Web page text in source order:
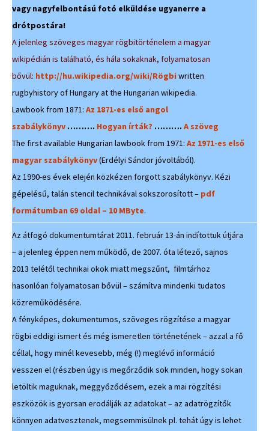
vagy nagyfelbontású fotó elküldése ugyanerre a
drótpostára!
A jelenleg szöveges magyar rögbitörténelem a magyar
wikipédián is található, és hála sokaknak, folyamatosan
bővül: http://hu.wikipedia.org/wiki/Rögbiwritten
rugbyhistory of Hungary at the Hungarian wikipedia.
Lawbook from 1871: Az 1871-es első angol
szabálykönyv ………. Hogyan írták? ………. A szöveg
The first available Hungarian lawbook from 1971: Az 1971-es első
magyar szabálykönyv(Erdélyi Sándor jóvoltából).
Az 1990-es évek elején közkézen forgott szabálykönyv. Kézi
gépelésű, talán stencil technikával sokszorosított – pdf
formátumban 69 oldal – 10 MByte.
Az átfogó dokumentumtárat 2011. február 13-án indítottuk útjára
– a jelenleg éppen nem működő, de 2007. óta létező, sajnos
2013 telétől technikai okok miatt megszűnt, filmtárhoz
hasonlóan folyamatosan bővül – számítva mindenki tudatos
közreműködésére.
A fényképes, dokumentumos, szöveges rögzítése a magyar
rögbi eddigi ismert és még ismeretlen történetének – azzal a fő
céllal, hogy minél kevesebb, még (!) meglévő információ
vesszen el (részben úgy is megőrződik sok minden, hogy sokan
letöltik maguknak, meggyőződésem, ezek a mai rögzítési
eszközök is gyorsan erodálják az adatokat – az adatrögzítők
könnyen adatvesztenek, megsemmisülnek pl. tehát úgy is lehet